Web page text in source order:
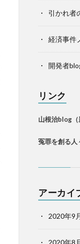
引かれ者
経済事件
開発者
リンク
山根治blog（
冤罪を創る
アーカイ
2020年9
2020年8